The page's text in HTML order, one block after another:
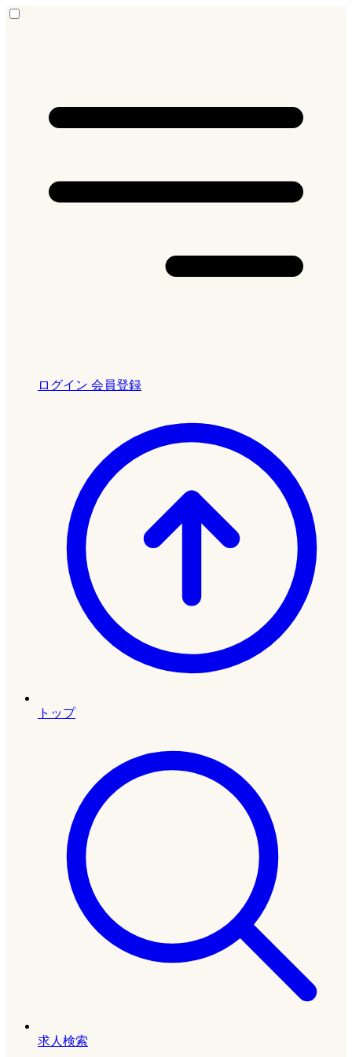
ログイン 会員登録
トップ
求人検索